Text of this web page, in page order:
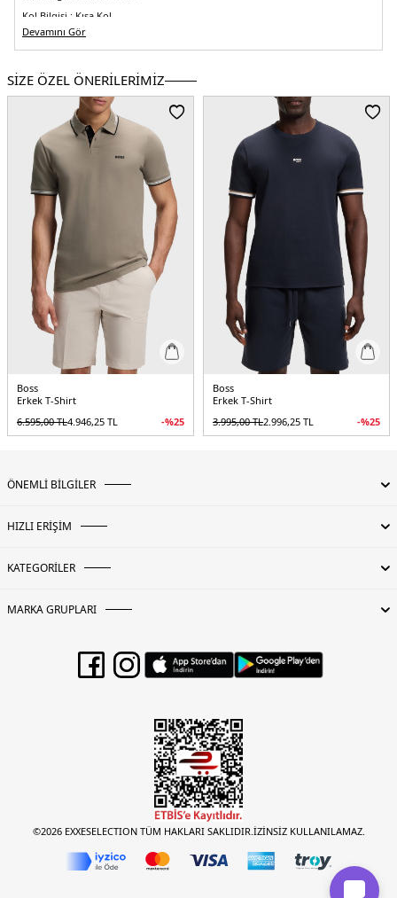
Kol Bilgisi : Kısa Kol
Kalıp Bilgisi :Regular Fit
Menşei :Banglades
5DY150555844001.07
Devamını Gör
SİZE ÖZEL ÖNERİLERİMİZ
Boss
Erkek T-Shirt
6.595,00TL4.946,25 TL -%25
Boss
Erkek T-Shirt
3.995,00TL2.996,25 TL -%25
ÖNEMLİ BİLGİLER
HIZLI ERİŞİM
KATEGORİLER
MARKA GRUPLARI
©2026 EXXESELECTION TÜM HAKLARI SAKLIDIR.İZİNSİZ KULLANILAMAZ.